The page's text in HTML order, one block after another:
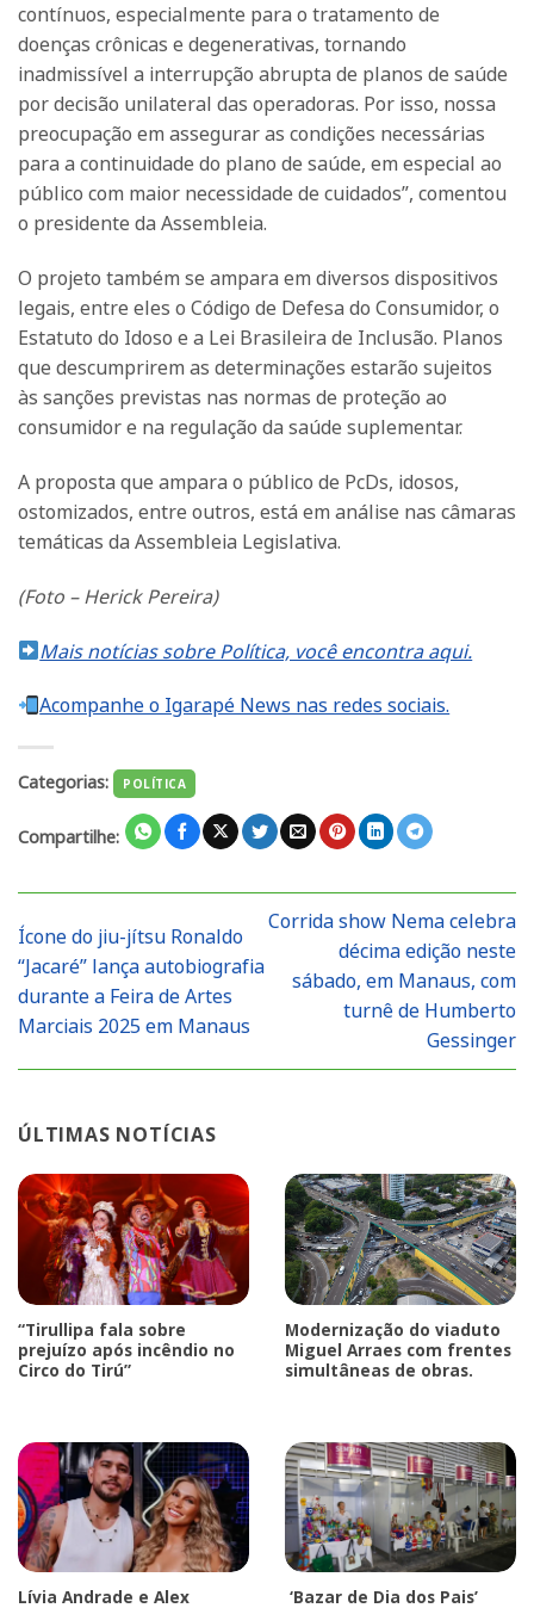
contínuos, especialmente para o tratamento de
doenças crônicas e degenerativas, tornando
inadmissível a interrupção abrupta de planos de saúde
por decisão unilateral das operadoras. Por isso, nossa
preocupação em assegurar as condições necessárias
para a continuidade do plano de saúde, em especial ao
público com maior necessidade de cuidados”, comentou
o presidente da Assembleia.
O projeto também se ampara em diversos dispositivos
legais, entre eles o Código de Defesa do Consumidor, o
Estatuto do Idoso e a Lei Brasileira de Inclusão. Planos
que descumprirem as determinações estarão sujeitos
às sanções previstas nas normas de proteção ao
consumidor e na regulação da saúde suplementar.
A proposta que ampara o público de PcDs, idosos,
ostomizados, entre outros, está em análise nas câmaras
temáticas da Assembleia Legislativa.
(Foto – Herick Pereira)
Mais notícias sobre Política, você encontra aqui.
Acompanhe o Igarapé News nas redes sociais.
Categorias: POLÍTICA
Compartilhe:
Ícone do jiu-jítsu Ronaldo
“Jacaré” lança autobiografia
durante a Feira de Artes
Marciais 2025 em Manaus
Corrida show Nema celebra
décima edição neste
sábado, em Manaus, com
turnê de Humberto
Gessinger
ÚLTIMAS NOTÍCIAS
“Tirullipa fala sobre
prejuízo após incêndio no
Circo do Tirú”
Modernização do viaduto
Miguel Arraes com frentes
simultâneas de obras.
Lívia Andrade e Alex
‘Bazar de Dia dos Pais’